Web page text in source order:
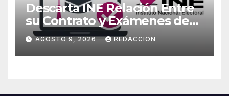
Descarta INE Relación Entre
su Contrato y Exámenes de
Admisión
AGOSTO 9, 2026 REDACCION